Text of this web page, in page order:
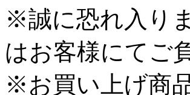
※誠に恐れ入り
はお客様にてご
※お買い上げ商